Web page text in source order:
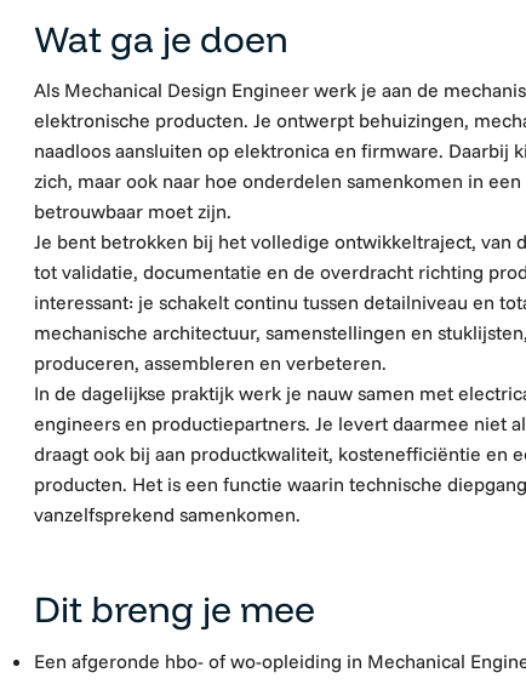
Wat ga je doen
Als Mechanical Design Engineer werk je aan de
elektronische producten. Je ontwerpt behuizingen,
naadloos aansluiten op elektronica en firmware. Daarbij
zich, maar ook naar hoe onderdelen samenkomen in
betrouwbaar moet zijn.
Je bent betrokken bij het volledige ontwikkeltraject, van
tot validatie, documentatie en de overdracht richting
interessant: je schakelt continu tussen detailniveau en
mechanische architectuur, samenstellingen en
produceren, assembleren en verbeteren.
In de dagelijkse praktijk werk je nauw samen met
engineers en productiepartners. Je levert daarmee niet
draagt ook bij aan productkwaliteit, kostenefficiëntie en
producten. Het is een functie waarin technische
vanzelfsprekend samenkomen.
Dit breng je mee
Een afgeronde hbo- of wo-opleiding in Mechanical